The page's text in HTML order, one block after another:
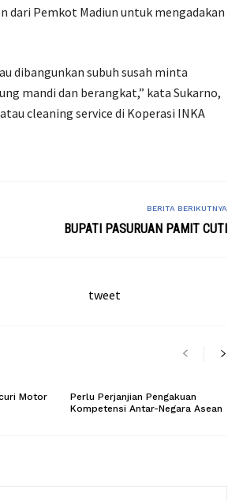
dari Pemkot Madiun untuk mengadakan
dibangunkan subuh susah minta
mandi dan berangkat,” kata Sukarno,
cleaning service di Koperasi INKA
BERITA BERIKUTNYA
BUPATI PASURUAN PAMIT CUTI
tweet
Motor
Perlu Perjanjian Pengakuan
Kompetensi Antar-Negara Asean